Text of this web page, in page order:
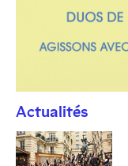
Actualités